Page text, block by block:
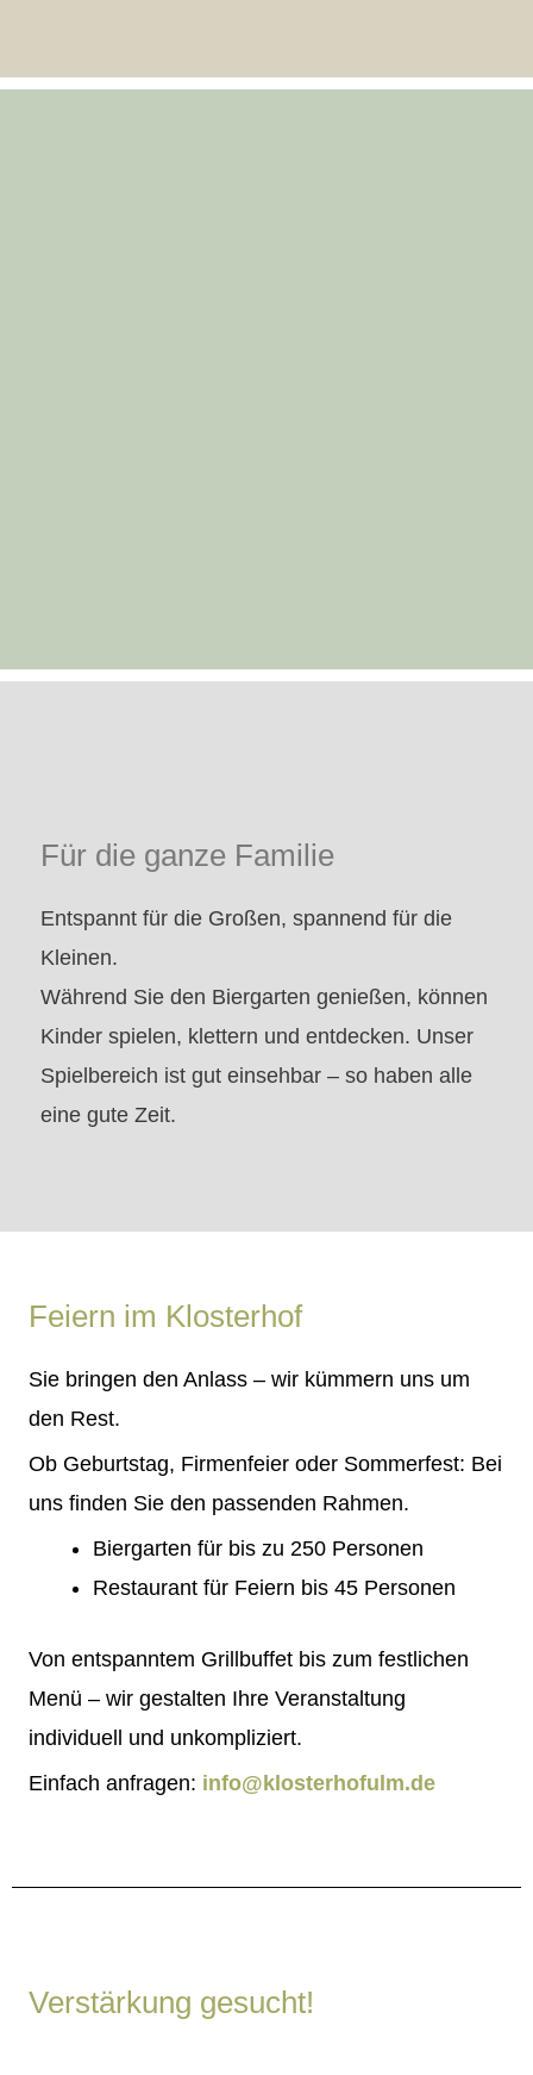
Für die ganze Familie
Entspannt für die Großen, spannend für die
Kleinen.
Während Sie den Biergarten genießen, können
Kinder spielen, klettern und entdecken. Unser
Spielbereich ist gut einsehbar – so haben alle
eine gute Zeit.
Feiern im Klosterhof
Sie bringen den Anlass – wir kümmern uns um
den Rest.
Ob Geburtstag, Firmenfeier oder Sommerfest: Bei
uns finden Sie den passenden Rahmen.
Biergarten für bis zu 250 Personen
Restaurant für Feiern bis 45 Personen
Von entspanntem Grillbuffet bis zum festlichen
Menü – wir gestalten Ihre Veranstaltung
individuell und unkompliziert.
Einfach anfragen: info@klosterhofulm.de
Verstärkung gesucht!